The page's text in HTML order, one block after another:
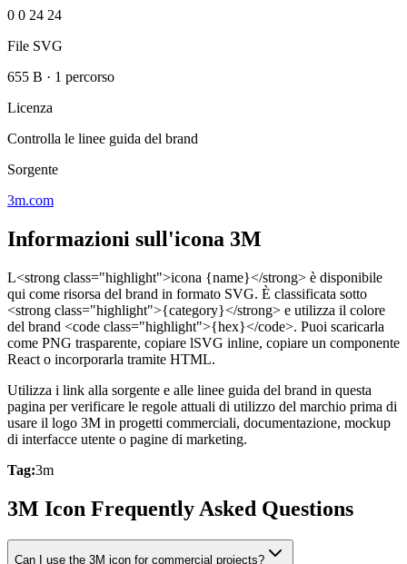
0 0 24 24
File SVG
655 B · 1 percorso
Licenza
Controlla le linee guida del brand
Sorgente
3m.com
Informazioni sull'icona 3M
L<strong class="highlight">icona {name}</strong> è disponibile
qui come risorsa del brand in formato SVG. È classificata sotto
<strong class="highlight">{category}</strong> e utilizza il colore
del brand <code class="highlight">{hex}</code>. Puoi scaricarla
come PNG trasparente, copiare lSVG inline, copiare un componente
React o incorporarla tramite HTML.
Utilizza i link alla sorgente e alle linee guida del brand in questa
pagina per verificare le regole attuali di utilizzo del marchio prima di
usare il logo 3M in progetti commerciali, documentazione, mockup
di interfacce utente o pagine di marketing.
Tag:3m
3M Icon Frequently Asked Questions
Can I use the 3M icon for commercial projects?